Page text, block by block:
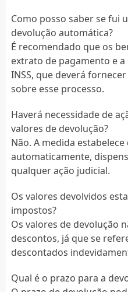
Como posso saber se fui
devolução automática?
É recomendado que os
extrato de pagamento e
INSS, que deverá
sobre esse processo.
Haverá necessidade de
valores de devolução?
Não. A medida
automaticamente,
qualquer ação judicial.
Os valores devolvidos
impostos?
Os valores de devolução
descontos, já que se
descontados
Qual é o prazo para a